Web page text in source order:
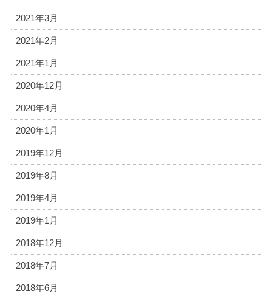
2021年3月
2021年2月
2021年1月
2020年12月
2020年4月
2020年1月
2019年12月
2019年8月
2019年4月
2019年1月
2018年12月
2018年7月
2018年6月